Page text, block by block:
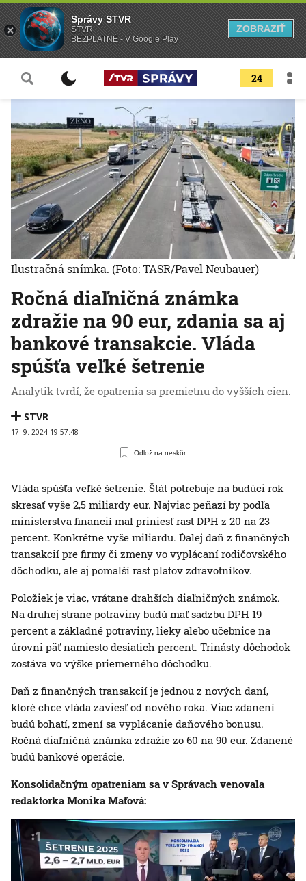
24
Ročná diaľničná známka
zdražie na 90 eur, zdania sa aj
bankové transakcie. Vláda
spúšťa veľké šetrenie
Analytik tvrdí, že opatrenia sa premietnu do vyšších cien.
STVR
17. 9. 2024 19:57:48
Odlož na neskôr
Ilustračná snímka. (Foto: TASR/Pavel Neubauer)
Vláda spúšťa veľké šetrenie. Štát potrebuje na budúci rok
skresať vyše 2,5 miliardy eur. Najviac peňazí by podľa
ministerstva financií mal priniesť rast DPH z 20 na 23
percent. Konkrétne vyše miliardu. Ďalej daň z finančných
transakcií pre firmy či zmeny vo vyplácaní rodičovského
dôchodku, ale aj pomalší rast platov zdravotníkov.
Položiek je viac, vrátane drahších diaľničných známok.
Na druhej strane potraviny budú mať sadzbu DPH 19
percent a základné potraviny, lieky alebo učebnice na
úrovni päť namiesto desiatich percent. Trinásty dôchodok
zostáva vo výške priemerného dôchodku.
Daň z finančných transakcií je jednou z nových daní,
ktoré chce vláda zaviesť od nového roka. Viac zdanení
budú bohatí, zmení sa vyplácanie daňového bonusu.
Ročná diaľničná známka zdražie zo 60 na 90 eur. Zdanené
budú bankové operácie.
Konsolidačným opatreniam sa v Správach venovala
redaktorka Monika Maťová:
Správy STVR
STVR
BEZPLATNÉ - V Google Play
ZOBRAZIŤ